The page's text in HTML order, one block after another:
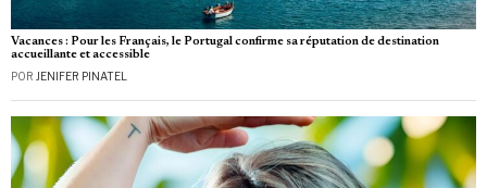
Vacances : Pour les Français, le Portugal confirme sa réputation de destination
accueillante et accessible
POR JENIFER PINATEL